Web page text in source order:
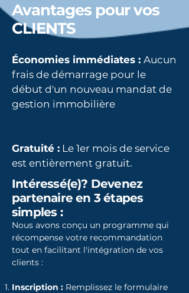
Avantages pour vos
CLIENTS
Économies immédiates : Aucun
frais de démarrage pour le
début d'un nouveau mandat de
gestion immobilière
Gratuité : Le 1er mois de service
est entièrement gratuit.
Intéressé(e)? Devenez
partenaire en 3 étapes
simples :
Nous avons conçu un programme qui
récompense votre recommandation
tout en facilitant l'intégration de vos
clients :
Inscription : Remplissez le formulaire